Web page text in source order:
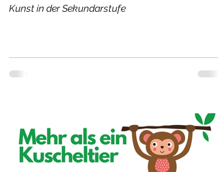
Kunst in der Sekundarstufe